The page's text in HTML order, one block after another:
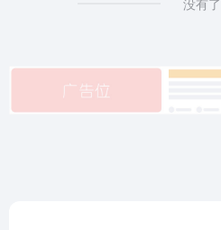
没有了